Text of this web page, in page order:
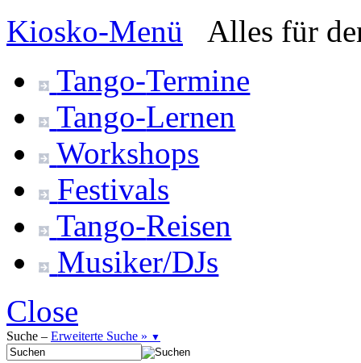
Kiosko-Menü
Alles für
Tango-Termine
Tango-Lernen
Workshops
Festivals
Tango-Reisen
Musiker/DJs
Close
Suche – Erweiterte Suche » ▼